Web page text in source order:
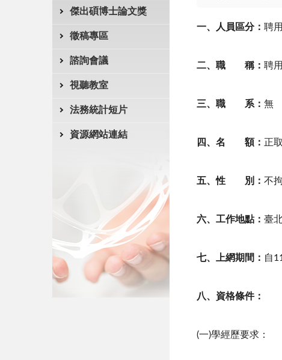
傑出碩博士論文獎
徵稿專區
諮詢會議
視聽教室
法務統計短片
資源網站連結
一、人員區分： 聘
二、職 稱： 聘
三、職 系： 無
四、名 額： 正
五、性 別： 不拘
六、工作地點： 臺
七、上網期間： 自
八、資格條件：
(一)學經歷要求：